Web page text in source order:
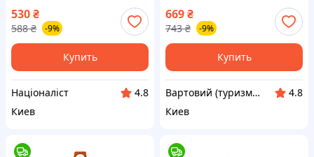
530₴
588 ₴ -9%
Купить
Націоналіст
4.8
Киев
669₴
743 ₴ -9%
Купить
Вартовий (туризм, охота и кемпинг)
4.8
Киев